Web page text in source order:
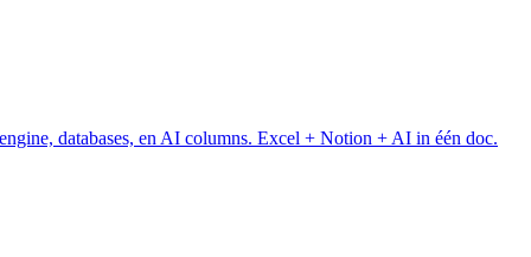
databases, en AI columns. Excel + Notion + AI in één doc.